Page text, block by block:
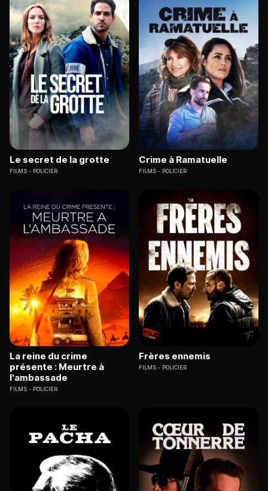
Le secret de la grotte
FILMS POLICIER
Crime à Ramatuelle
FILMS POLICIER
La reine du crime
présente : Meurtre à
l'ambassade
FILMS POLICIER
Frères ennemis
FILMS POLICIER